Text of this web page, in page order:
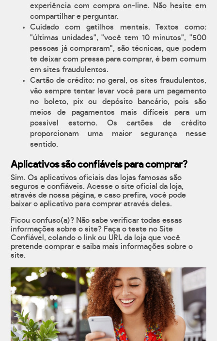
experiência com compra on-line. Não hesite em
compartilhar e perguntar.
Cuidado com gatilhos mentais. Textos como:
"últimas unidades", "você tem 10 minutos", "500
pessoas já compraram", são técnicas, que podem
te deixar com pressa para comprar, é bem comum
em sites fraudulentos.
Cartão de crédito: no geral, os sites fraudulentos,
vão sempre tentar levar você para um pagamento
no boleto, pix ou depósito bancário, pois são
meios de pagamentos mais difíceis para um
possível estorno. Os cartões de crédito
proporcionam uma maior segurança nesse
sentido.
Aplicativos são confiáveis para comprar?
Sim. Os aplicativos oficiais das lojas famosas são
seguros e confiáveis. Acesse o site oficial da loja,
através de nossa página, e caso prefira, você pode
baixar o aplicativo para comprar através deles.
Ficou confuso(a)? Não sabe verificar todas essas
informações sobre o site? Faça o teste no Site
Confiável, colando o link ou URL da loja que você
pretende comprar e saiba mais informações sobre o
site.